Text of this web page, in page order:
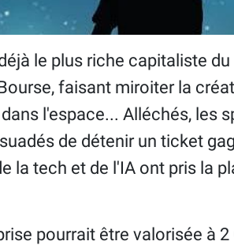
le plus riche capitaliste
faisant miroiter la
l'espace... Alléchés, les
de détenir un ticket
la tech et de l'IA ont pris la
pourrait être valorisée à